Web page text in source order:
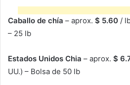
Caballo de chía – aprox. $ 5.60 /
– 25 lb
Estados Unidos Chia – aprox. $
UU.) – Bolsa de 50 lb